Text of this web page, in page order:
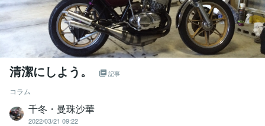
清潔にしよう。 記事
コラム
千冬・曼珠沙華
2022/03/21 09:22